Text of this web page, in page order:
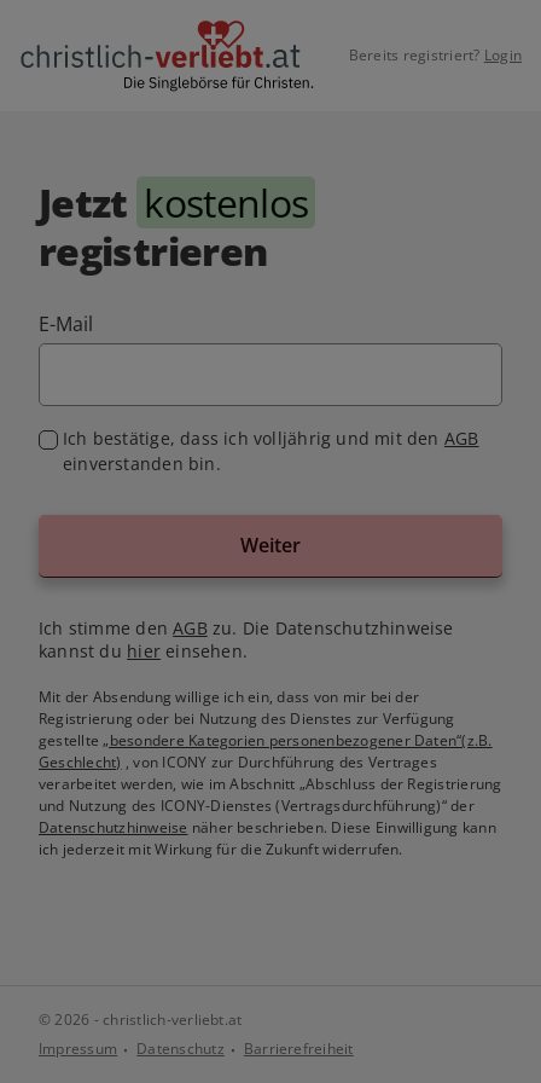
Bereits registriert? Login
Jetzt kostenlos
registrieren
E-Mail
Ich bestätige, dass ich volljährig und mit den AGB
einverstanden bin.
Weiter
Ich stimme denAGB zu. Die Datenschutzhinweise
kannst du hiereinsehen.
Mit der Absendung willige ich ein, dass von mir bei der
Registrierung oder bei Nutzung des Dienstes zur Verfügung
gestellte„besondere Kategorien personenbezogener Daten“(z.B.
Geschlecht) , von ICONY zur Durchführung des Vertrages
verarbeitet werden, wie im Abschnitt „Abschluss der Registrierung
und Nutzung des ICONY-Dienstes (Vertragsdurchführung)“ der
Datenschutzhinweise näher beschrieben. Diese Einwilligung kann
ich jederzeit mit Wirkung für die Zukunft widerrufen.
© 2026 - christlich-verliebt.at
Impressum
Datenschutz Barrierefreiheit